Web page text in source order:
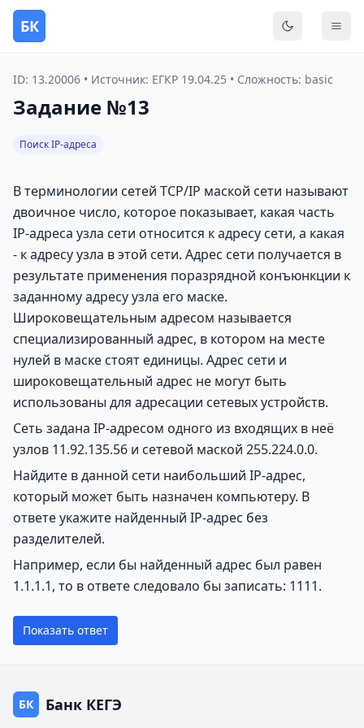
БК
ID: 13.20006 • Источник: ЕГКР 19.04.25 • Сложность: basic
Задание №13
Поиск IP-адреса
В терминологии сетей TCP/IP маской сети называют
двоичное число, которое показывает, какая часть
IP-адреса узла сети относится к адресу сети, а какая
- к адресу узла в этой сети. Адрес сети получается в
результате применения поразрядной конъюнкции к
заданному адресу узла его маске.
Широковещательным адресом называется
специализированный адрес, в котором на месте
нулей в маске стоят единицы. Адрес сети и
широковещательный адрес не могут быть
использованы для адресации сетевых устройств.
Сеть задана IP-адресом одного из входящих в неё
узлов 11.92.135.56 и сетевой маской 255.224.0.0.
Найдите в данной сети наибольший IP-адрес,
который может быть назначен компьютеру. В
ответе укажите найденный IP-адрес без
разделителей.
Например, если бы найденный адрес был равен
1.1.1.1, то в ответе следовало бы записать: 1111.
Показать ответ
БК Банк КЕГЭ